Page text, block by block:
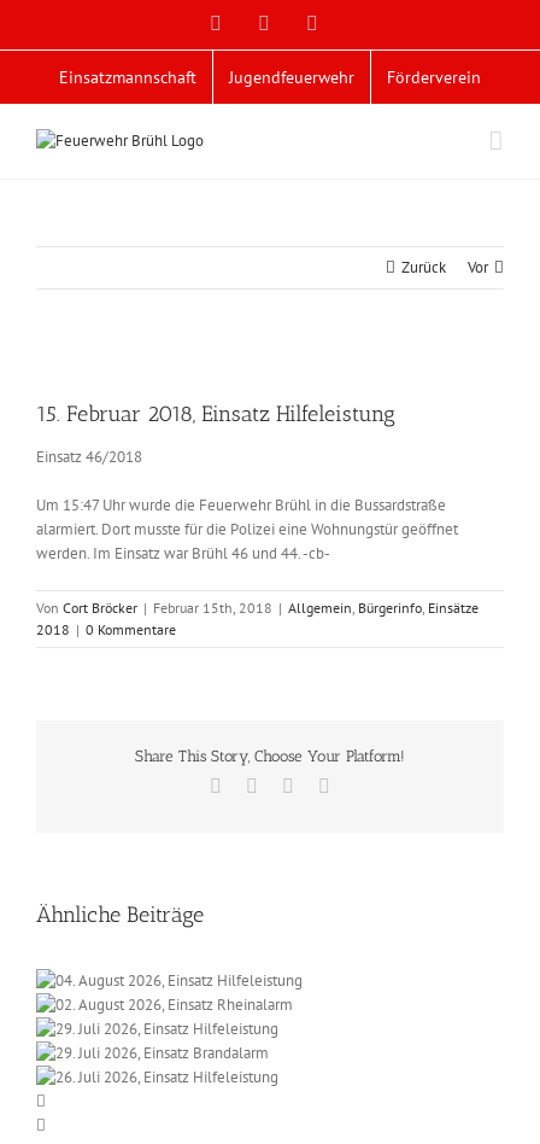
Facebook
Einsatzmannschaft Jugendfeuerwehr Förderverein
Zurück Vor
Bild
15. Februar 2018, Einsatz Hilfeleistung
Einsatz 46/2018
Um 15:47 Uhr wurde die Feuerwehr Brühl in die Bussardstraße
alarmiert. Dort musste für die Polizei eine Wohnungstür geöffnet
werden. Im Einsatz war Brühl 46 und 44. -cb-
Von Cort Bröcker | Februar 15th, 2018 | Allgemein, Bürgerinfo, Einsätze
2018 | 0 Kommentare
Share This Story, Choose Your Platform!
Facebook
Ähnliche Beiträge